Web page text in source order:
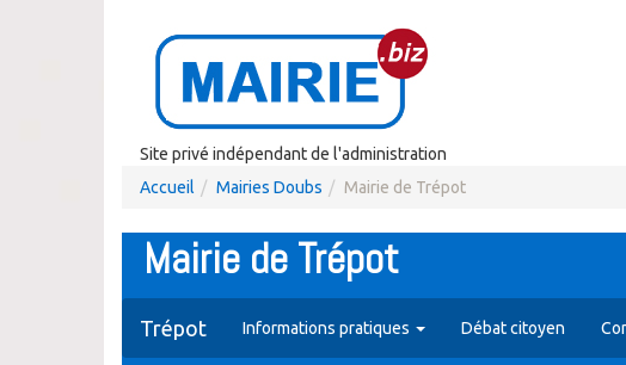
Site privé indépendant de l'administration
Accueil
Mairies Doubs Mairie de Trépot
Mairie de Trépot
Trépot Informations pratiques Débat citoyen